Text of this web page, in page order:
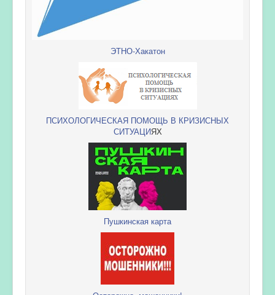
ЭТНО-Хакатон
ПСИХОЛОГИЧЕСКАЯ ПОМОЩЬ В КРИЗИСНЫХ
СИТУАЦИЯХ
Пушкинская карта